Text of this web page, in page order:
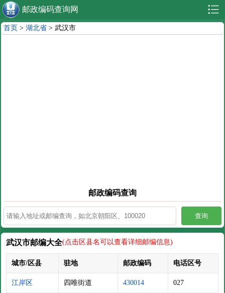
邮政编码查询网
首页 >湖北省 > 武汉市
邮政编码查询
查询
武汉市邮编大全(点击区县名可以查看详细邮编信息)
城市/区县 驻地 邮政编码 电话区号
江岸区 四唯街道 430014 027